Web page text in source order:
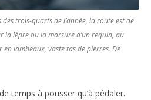
des trois-quarts de l’année, la route est de
la lèpre ou la morsure d’un requin, au
lambeaux, vaste tas de pierres. De
temps à pousser qu’à pédaler.